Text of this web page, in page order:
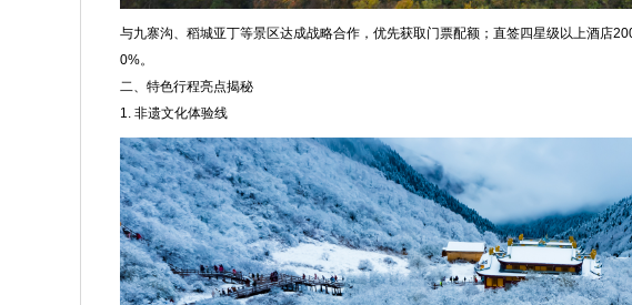
与九寨沟、稻城亚丁等景区达成战略合作，优先获取门票配额；直签四星级以上酒店
0%。
二、特色行程亮点揭秘
1. 非遗文化体验线